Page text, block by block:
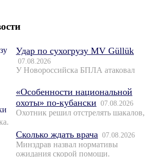
Удар по сухогрузу MV Güllük
07.08.2026
У Новороссийска БПЛА атаковал
«Особенности национальной
охоты» по-кубански 07.08.2026
Охотник решил отстрелять шакалов,
Сколько ждать врача 07.08.2026
Минздрав назвал нормативы
ожидания скорой помощи.